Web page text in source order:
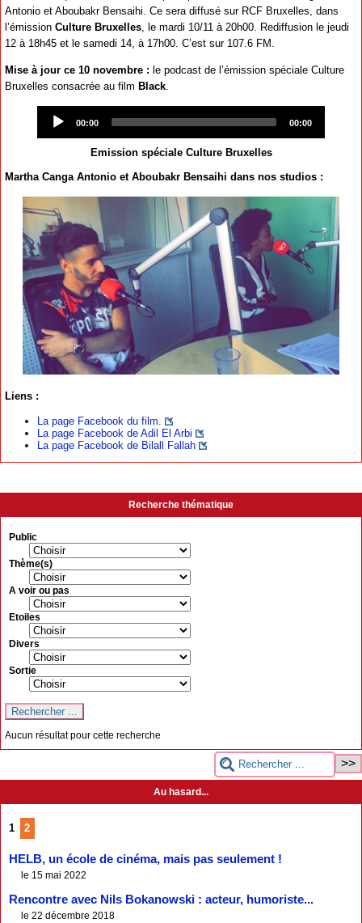
Antonio et Aboubakr Bensaihi. Ce sera diffusé sur RCF Bruxelles, dans
l’émission Culture Bruxelles , le mardi 10/11 à 20h00. Rediffusion le jeudi
12 à 18h45 et le samedi 14, à 17h00. C’est sur 107.6 FM.
Mise à jour ce 10 novembre : le podcast de l’émission spéciale Culture
Bruxelles consacrée au film Black.
00:00 00:00
Emission spéciale Culture Bruxelles
Martha Canga Antonio et Aboubakr Bensaihi dans nos studios :
Liens :
La page Facebook du film.
La page Facebook de Adil El Arbi
La page Facebook de Bilall Fallah
Recherche thématique
Public
Thème(s)
A voir ou pas
Etoiles
Divers
Sortie
Aucun résultat pour cette recherche
Au hasard...
1 2
HELB, un école de cinéma, mais pas seulement !
le 15 mai 2022
Rencontre avec Nils Bokanowski : acteur, humoriste...
le 22 décembre 2018